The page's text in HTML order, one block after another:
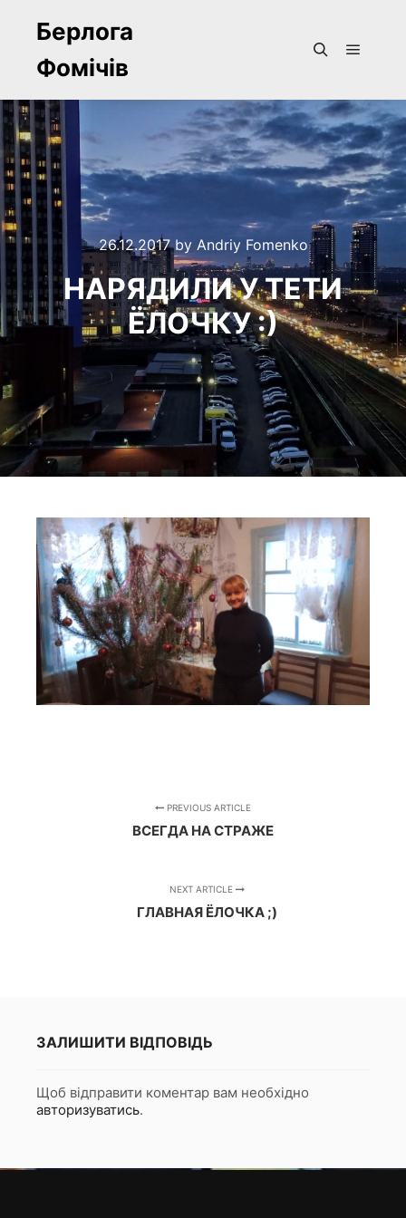
Берлога
Фомічів
26.12.2017by Andriy Fomenko
НАРЯДИЛИ У ТЕТИ
ЁЛОЧКУ :)
PREVIOUS ARTICLE
ВСЕГДА НА СТРАЖЕ
NEXT ARTICLE
ГЛАВНАЯ ЁЛОЧКА ;)
ЗАЛИШИТИ ВІДПОВІДЬ
Щоб відправити коментар вам необхідно
авторизуватись.